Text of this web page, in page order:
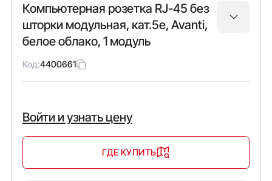
Компьютерная розетка RJ-45 без
шторки модульная, кат.5е, Avanti,
белое облако, 1 модуль
Код:4400661
Войти и узнать цену
ГДЕ КУПИТЬ